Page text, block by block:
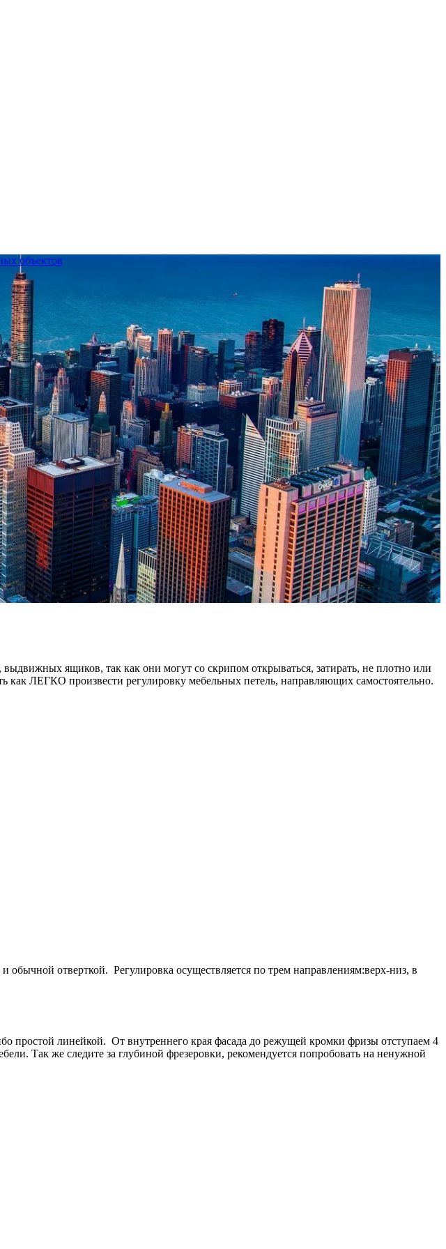
объектов
ящиков, так как они могут со скрипом открываться, затирать, не плотно или
как ЛЕГКО произвести регулировку мебельных петель, направляющих самостоятельно.
обычной отверткой. Регулировка осуществляется по трем направлениям:верх-низ, в
простой линейкой. От внутреннего края фасада до режущей кромки фризы отступаем 4
Так же следите за глубиной фрезеровки, рекомендуется попробовать на ненужной